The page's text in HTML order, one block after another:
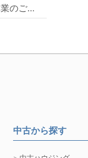
のご…
中古から探す